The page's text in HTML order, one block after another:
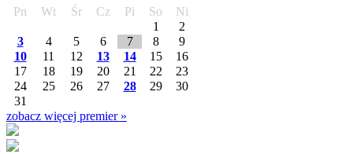
Pn
Wt Śr Cz Pi So
Ni
1
2
3
4 5 6 7 8
9
10
11 12 13 14 15
16
17
18 19 20 21 22
23
24
25 26 27 28 29
30
31
zobacz więcej premier »